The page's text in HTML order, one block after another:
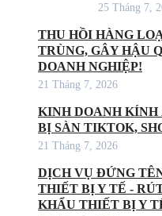
25 Tháng 7,
THU HỒI HÀNG
TRÙNG, GÂY HẬU
DOANH NGHIỆP!
21 Tháng 7, 2026
KINH DOANH
BỊ SÀN TIKTOK,
21 Tháng 7, 2026
DỊCH VỤ ĐỨNG
THIẾT BỊ Y TẾ -
KHẨU THIẾT BỊ Y